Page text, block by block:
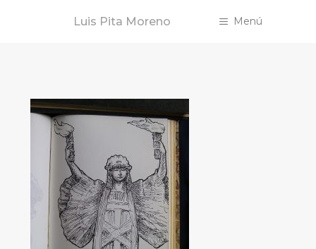
Luis Pita Moreno Menú